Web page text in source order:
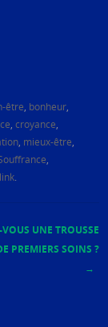
être bonheur
,croyance
mieux-être
UNE TROUSSE
PREMIERS SOINS ?
→